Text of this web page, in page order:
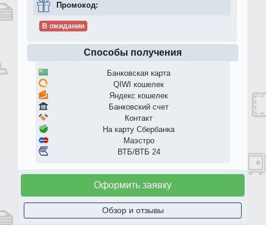
Промокод:
В ожидании
Способы получения
Банковская карта
QIWI кошелек
Яндекс кошелек
Банковский счет
Контакт
На карту Сбербанка
Маэстро
ВТБ/ВТБ 24
Оформить заявку
Обзор и отзывы